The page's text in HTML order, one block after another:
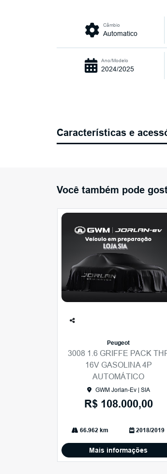
Câmbio
Automatico
Ano/Modelo
2024/2025
Características e
Você também pode
lhe
Peugeot
3008 1.6 GRIFFE PACK
16V GASOLINA 4P
AUTOMÁTICO
GWM Jorlan-Ev | SIA
R$ 108.000,00
66.962 km 2018/2019
Mais informações